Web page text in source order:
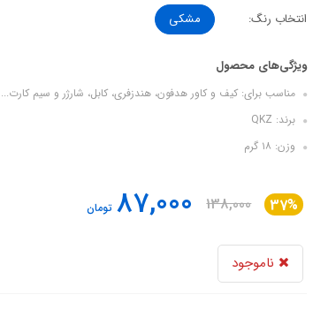
انتخاب رنگ: مشکی
ویژگی‌های محصول
مناسب برای: کیف و کاور هدفون، هندزفری، کابل، شارژر و سیم کارت...
برند: QKZ
وزن: ۱۸ گرم
37%
138,000
87,000 تومان
ناموجود